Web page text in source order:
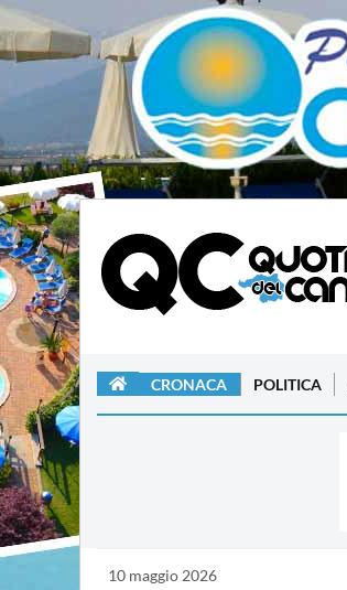
CRONACA POLITICA
10 maggio 2026